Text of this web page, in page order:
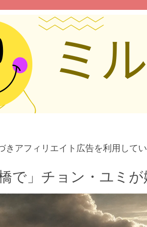
きアフィリエイト広告を利用してい
橋で」チョン・ユミ